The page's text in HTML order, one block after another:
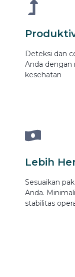
Deteksi dan
Anda dengan
kesehatan
Lebih
Sesuaikan
Anda.
stabilitas